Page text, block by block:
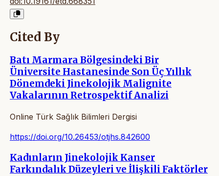
Cited By
Batı Marmara Bölgesindeki Bir
Üniversite Hastanesinde Son Üç Yıllık
Dönemdeki Jinekolojik Malignite
Vakalarının Retrospektif Analizi
Online Türk Sağlık Bilimleri Dergisi
https://doi.org/10.26453/otjhs.842600
Kadınların Jinekolojik Kanser
Farkındalık Düzeyleri ve İlişkili Faktörler